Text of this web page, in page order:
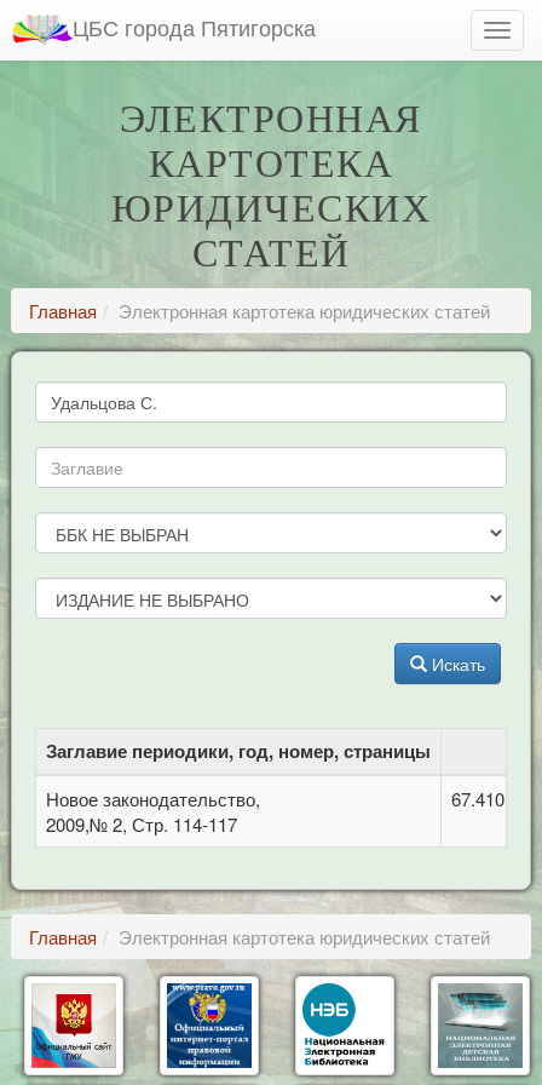
ЦБС города Пятигорска
ЭЛЕКТРОННАЯ
КАРТОТЕКА
ЮРИДИЧЕСКИХ
СТАТЕЙ
Главная Электронная картотека юридических статей
Искать
Заглавие периодики, год, номер, страницы
Новое законодательство,
2009,№ 2, Стр. 114-117
67.410
Главная Электронная картотека юридических статей